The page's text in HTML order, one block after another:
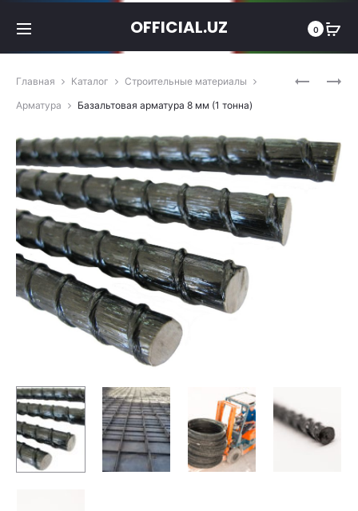
OFFICIAL.UZ 0
(1
ТОННА)
Главная Каталог
Строительные материалы
Арматура
Базальтовая арматура 8 мм (1 тонна)